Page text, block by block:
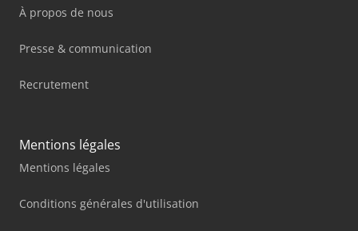
À propos de nous
Presse & communication
Recrutement
Mentions légales
Mentions légales
Conditions générales d'utilisation